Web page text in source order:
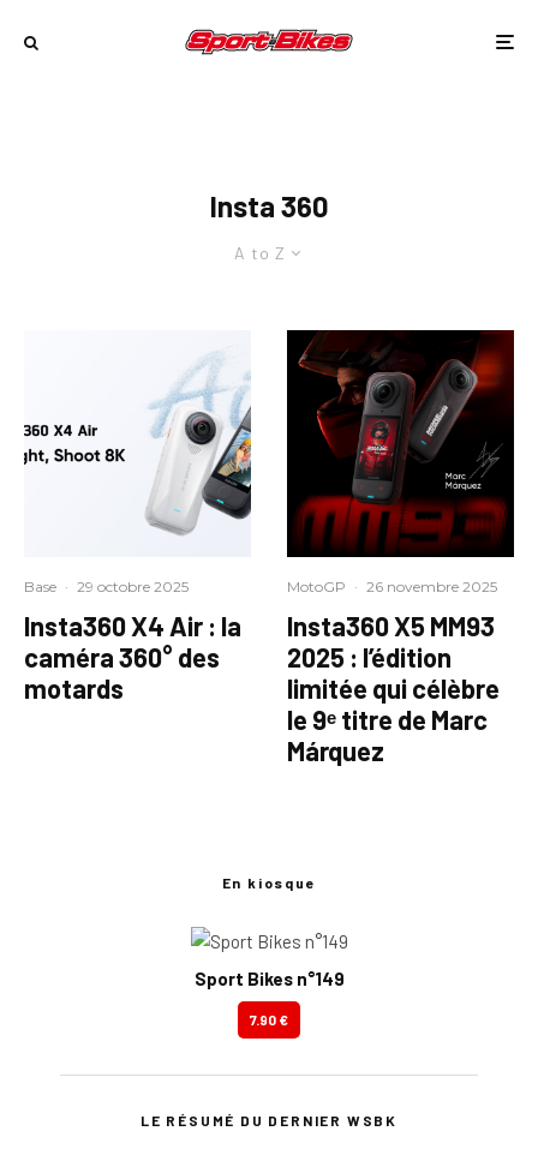
Insta 360
A to Z
Base · 29 octobre 2025
Insta360 X4 Air : la
caméra 360° des
motards
MotoGP · 26 novembre 2025
Insta360 X5 MM93
2025 : l’édition
limitée qui célèbre
le 9ᵉ titre de Marc
Márquez
En kiosque
Sport Bikes n°149
7.90 €
LE RÉSUMÉ DU DERNIER WSBK